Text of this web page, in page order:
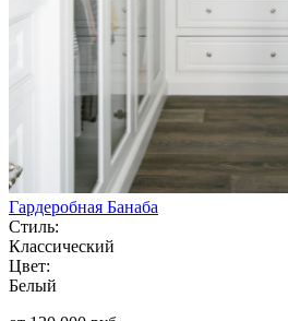
Гардеробная Банаба
Стиль:
Классический
Цвет:
Белый